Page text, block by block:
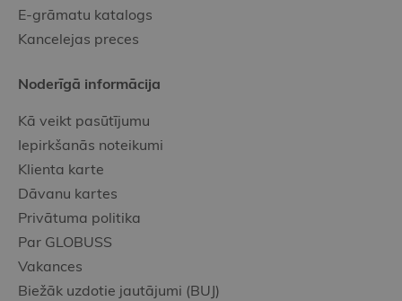
E-grāmatu katalogs
Kancelejas preces
Noderīgā informācija
Kā veikt pasūtījumu
Iepirkšanās noteikumi
Klienta karte
Dāvanu kartes
Privātuma politika
Par GLOBUSS
Vakances
Biežāk uzdotie jautājumi (BUJ)